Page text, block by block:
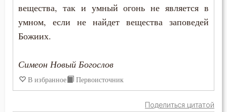
Радость
Развлечение
вещества, так и умный огонь не является в
умном, если не найдет вещества заповедей
Божиих.
Симеон Новый Богослов
В избранное Первоисточник
Поделиться цитатой